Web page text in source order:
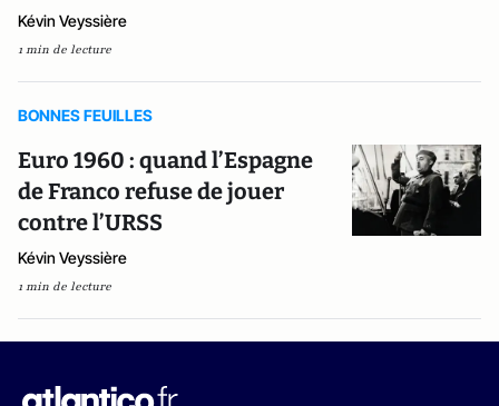
Kévin Veyssière
1 min de lecture
BONNES FEUILLES
Euro 1960 : quand l’Espagne
de Franco refuse de jouer
contre l’URSS
Kévin Veyssière
1 min de lecture